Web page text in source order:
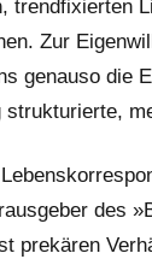
trendfixierten
Zur
genauso die
des
prekären